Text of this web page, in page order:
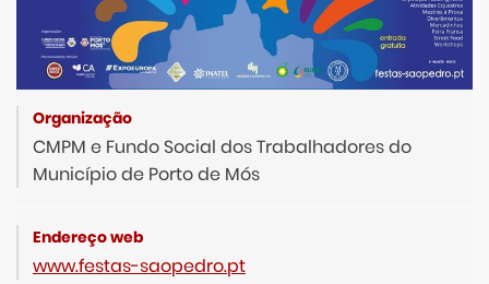
CMPM e Fundo Social dos Trabalhadores do
Município de Porto de Mós
www.festas-saopedro.pt